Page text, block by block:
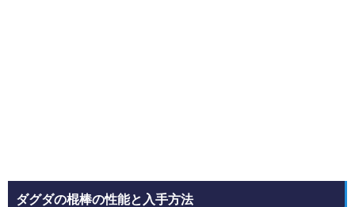
ダグダの棍棒の性能と入手方法